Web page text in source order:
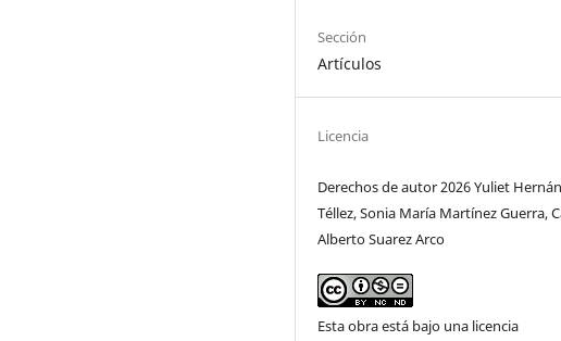
Sección
Artículos
Licencia
Derechos de autor 2026 Yuliet
Téllez, Sonia María Martínez Guerra,
Alberto Suarez Arco
Esta obra está bajo una licencia